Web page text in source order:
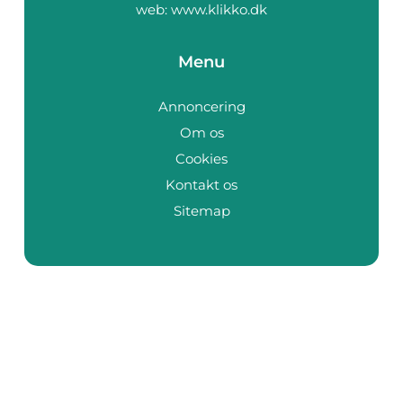
web: www.klikko.dk
Menu
Annoncering
Om os
Cookies
Kontakt os
Sitemap